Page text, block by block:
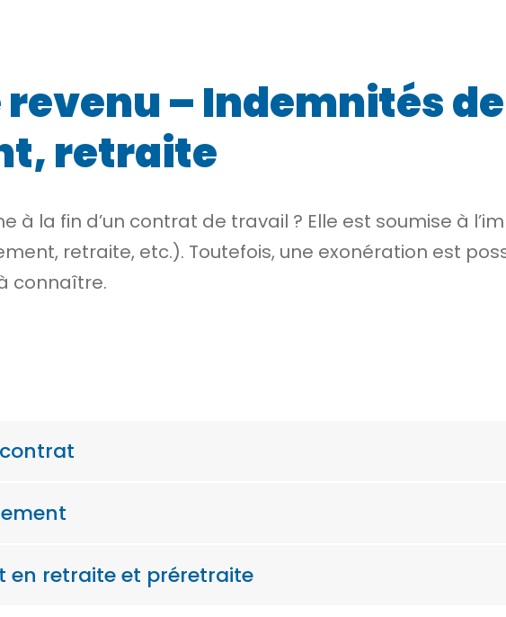
– Indemnités
retraite
à la fin d’un contrat de travail ? Elle est soumise à
retraite, etc.). Toutefois, une exonération est
connaître.
en retraite et préretraite